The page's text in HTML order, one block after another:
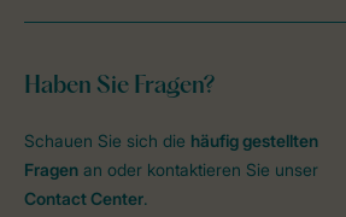
Haben Sie Fragen?
Schauen Sie sich die häufig gestellten
Fragen an oder kontaktieren Sie unser
Contact Center.